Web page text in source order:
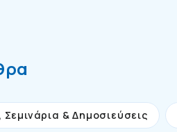
& Δημοσιεύσεις